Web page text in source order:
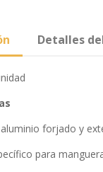
Detalles
forjado y
para